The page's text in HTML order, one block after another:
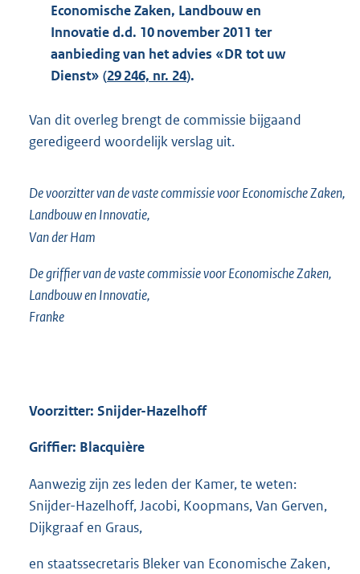
Economische Zaken, Landbouw en
Innovatie d.d. 10 november 2011 ter
aanbieding van het advies «DR tot uw
Dienst» (29 246, nr. 24).
Van dit overleg brengt de commissie bijgaand
geredigeerd woordelijk verslag uit.
De voorzitter van de vaste commissie voor Economische Zaken,
Landbouw en Innovatie,
Van der Ham
De griffier van de vaste commissie voor Economische Zaken,
Landbouw en Innovatie,
Franke
Voorzitter: Snijder-Hazelhoff
Griffier: Blacquière
Aanwezig zijn zes leden der Kamer, te weten:
Snijder-Hazelhoff, Jacobi, Koopmans, Van Gerven,
Dijkgraaf en Graus,
en staatssecretaris Bleker van Economische Zaken,